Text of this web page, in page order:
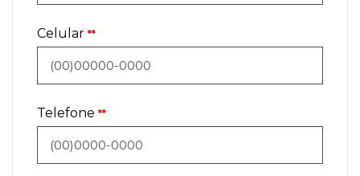
Celular **
Telefone **